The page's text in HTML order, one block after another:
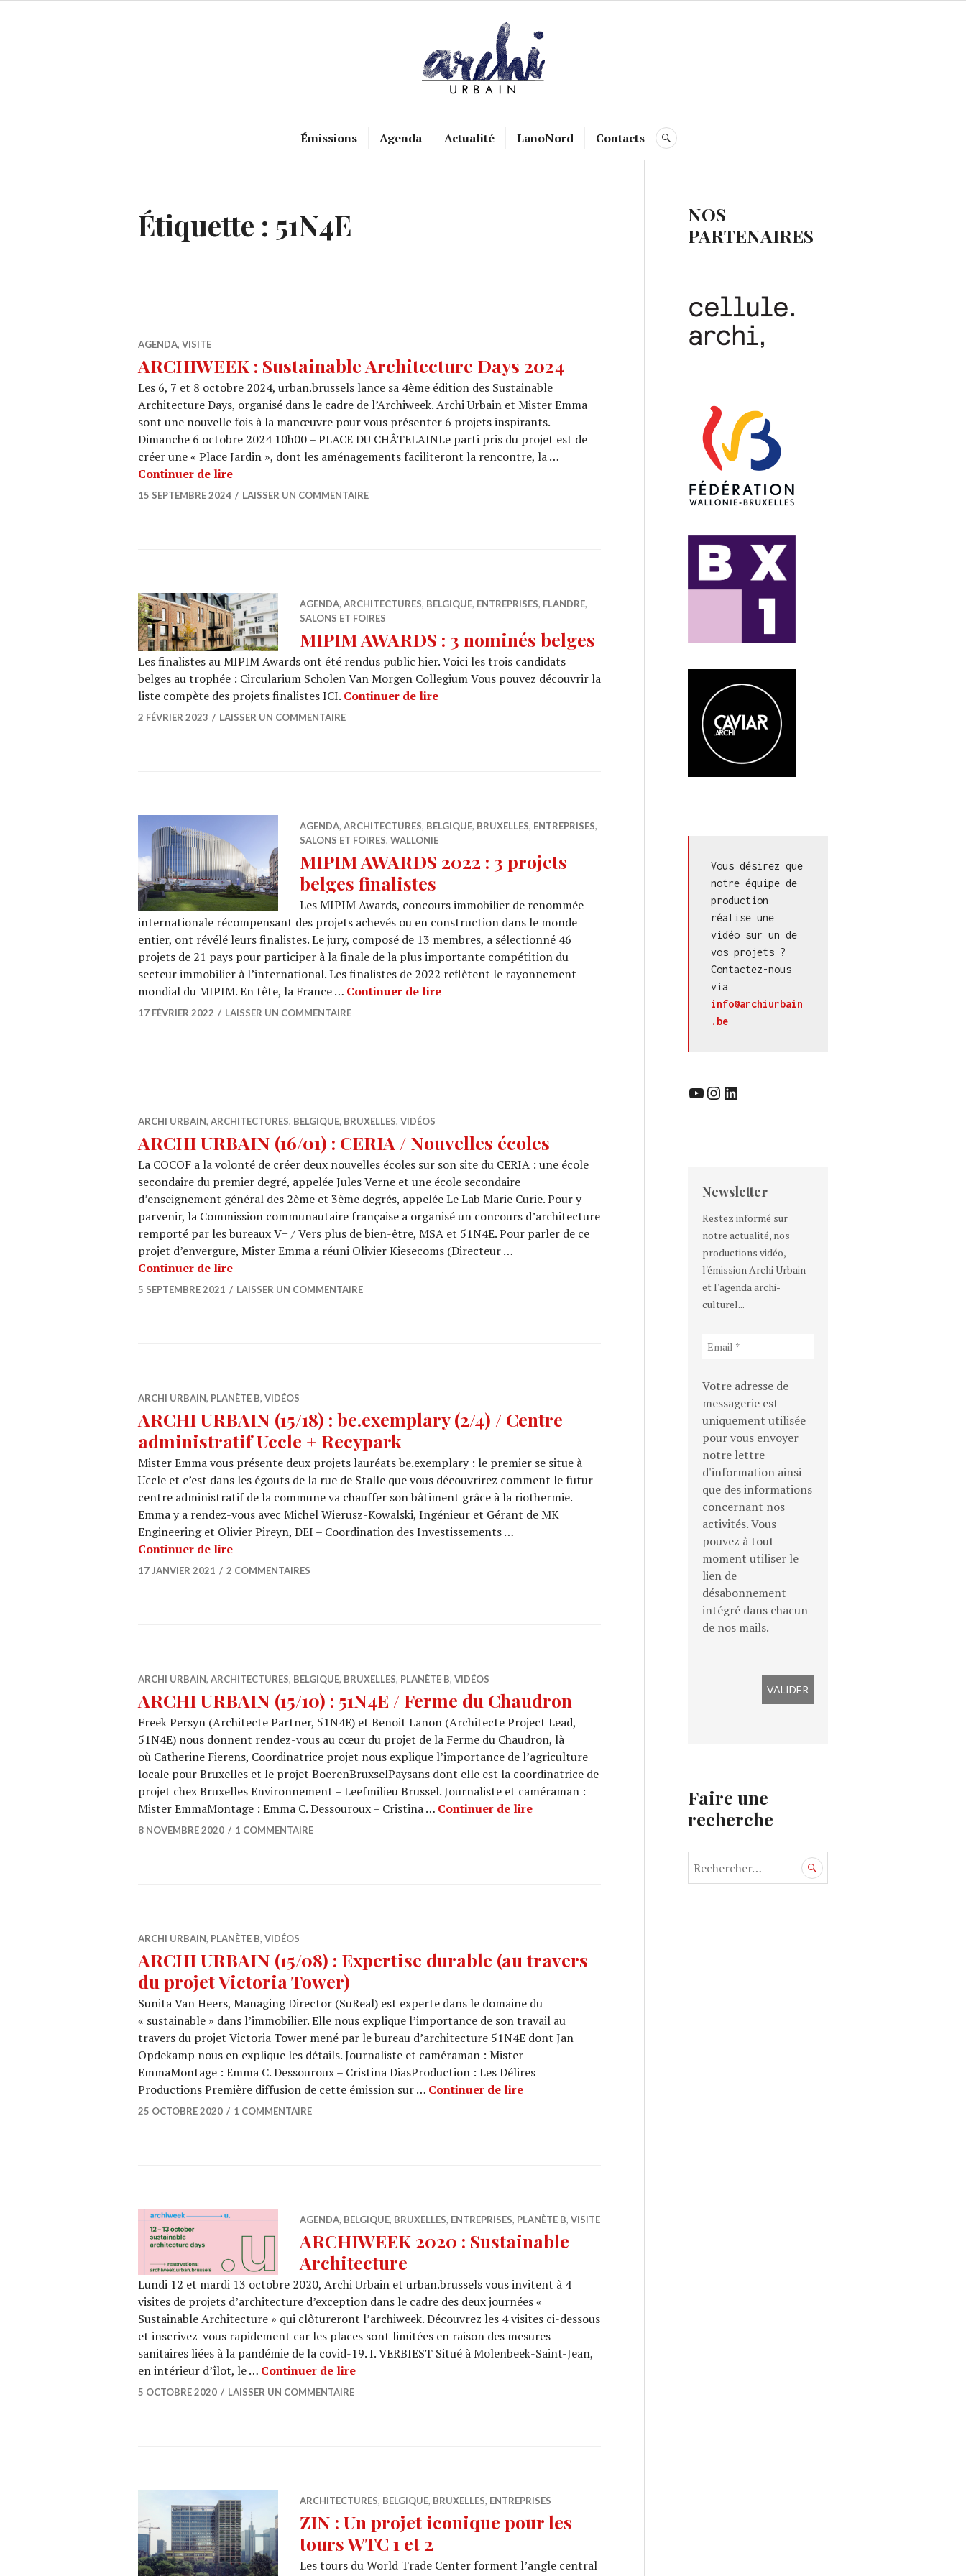
Émissions Agenda Actualité LanoNord Contacts RECHERCHE
Étiquette : 51N4E
AGENDA, VISITE
ARCHIWEEK : Sustainable Architecture Days 2024
Les 6, 7 et 8 octobre 2024, urban.brussels lance sa 4ème édition des Sustainable
Architecture Days, organisé dans le cadre de l’Archiweek. Archi Urbain et Mister Emma
sont une nouvelle fois à la manœuvre pour vous présenter 6 projets inspirants.
Dimanche 6 octobre 2024 10h00 – PLACE DU CHÂTELAINLe parti pris du projet est de
créer une « Place Jardin », dont les aménagements faciliteront la rencontre, la …
Continuer de lireARCHIWEEK : Sustainable Architecture Days 2024
15 SEPTEMBRE 2024 LAISSER UN COMMENTAIRE
AGENDA, ARCHITECTURES, BELGIQUE, ENTREPRISES, FLANDRE,
SALONS ET FOIRES
MIPIM AWARDS : 3 nominés belges
Les finalistes au MIPIM Awards ont été rendus public hier. Voici les trois candidats
belges au trophée : Circularium Scholen Van Morgen Collegium Vous pouvez découvrir la
liste compète des projets finalistes ICI. Continuer de lireMIPIM AWARDS : 3 nominés belges
2 FÉVRIER 2023 LAISSER UN COMMENTAIRE
AGENDA, ARCHITECTURES, BELGIQUE, BRUXELLES, ENTREPRISES,
SALONS ET FOIRES, WALLONIE
MIPIM AWARDS 2022 : 3 projets
belges finalistes
Les MIPIM Awards, concours immobilier de renommée
internationale récompensant des projets achevés ou en construction dans le monde
entier, ont révélé leurs finalistes. Le jury, composé de 13 membres, a sélectionné 46
projets de 21 pays pour participer à la finale de la plus importante compétition du
secteur immobilier à l’international. Les finalistes de 2022 reflètent le rayonnement
mondial du MIPIM. En tête, la France … Continuer de lireMIPIM AWARDS 2022 : 3 projets belges finalistes
17 FÉVRIER 2022 LAISSER UN COMMENTAIRE
ARCHI URBAIN, ARCHITECTURES, BELGIQUE, BRUXELLES, VIDÉOS
ARCHI URBAIN (16/01) : CERIA / Nouvelles écoles
La COCOF a la volonté de créer deux nouvelles écoles sur son site du CERIA : une école
secondaire du premier degré, appelée Jules Verne et une école secondaire
d’enseignement général des 2ème et 3ème degrés, appelée Le Lab Marie Curie. Pour y
parvenir, la Commission communautaire française a organisé un concours d’architecture
remporté par les bureaux V+ / Vers plus de bien-être, MSA et 51N4E. Pour parler de ce
projet d’envergure, Mister Emma a réuni Olivier Kiesecoms (Directeur …
Continuer de lireARCHI URBAIN (16/01) : CERIA / Nouvelles écoles
5 SEPTEMBRE 2021 LAISSER UN COMMENTAIRE
ARCHI URBAIN, PLANÈTE B, VIDÉOS
ARCHI URBAIN (15/18) : be.exemplary (2/4) / Centre
administratif Uccle + Recypark
Mister Emma vous présente deux projets lauréats be.exemplary : le premier se situe à
Uccle et c’est dans les égouts de la rue de Stalle que vous découvrirez comment le futur
centre administratif de la commune va chauffer son bâtiment grâce à la riothermie.
Emma y a rendez-vous avec Michel Wierusz-Kowalski, Ingénieur et Gérant de MK
Engineering et Olivier Pireyn, DEI – Coordination des Investissements …
Continuer de lireARCHI URBAIN (15/18) : be.exemplary (2/4) / Centre administratif Uccle + Recypark
17 JANVIER 2021 2 COMMENTAIRES
ARCHI URBAIN, ARCHITECTURES, BELGIQUE, BRUXELLES, PLANÈTE B, VIDÉOS
ARCHI URBAIN (15/10) : 51N4E / Ferme du Chaudron
Freek Persyn (Architecte Partner, 51N4E) et Benoit Lanon (Architecte Project Lead,
51N4E) nous donnent rendez-vous au cœur du projet de la Ferme du Chaudron, là
où Catherine Fierens, Coordinatrice projet nous explique l’importance de l’agriculture
locale pour Bruxelles et le projet BoerenBruxselPaysans dont elle est la coordinatrice de
projet chez Bruxelles Environnement – Leefmilieu Brussel. Journaliste et caméraman :
Mister EmmaMontage : Emma C. Dessouroux – Cristina … Continuer de lireARCHI URBAIN (15/10) : 51N4E / Ferme du Chaudron
8 NOVEMBRE 2020 1 COMMENTAIRE
ARCHI URBAIN, PLANÈTE B, VIDÉOS
ARCHI URBAIN (15/08) : Expertise durable (au travers
du projet Victoria Tower)
Sunita Van Heers, Managing Director (SuReal) est experte dans le domaine du
« sustainable » dans l’immobilier. Elle nous explique l’importance de son travail au
travers du projet Victoria Tower mené par le bureau d’architecture 51N4E dont Jan
Opdekamp nous en explique les détails. Journaliste et caméraman : Mister
EmmaMontage : Emma C. Dessouroux – Cristina DiasProduction : Les Délires
Productions Première diffusion de cette émission sur … Continuer de lireARCHI URBAIN (15/08) : Expertise durable (au travers du projet Victoria
25 OCTOBRE 2020 1 COMMENTAIRE
AGENDA, BELGIQUE, BRUXELLES, ENTREPRISES, PLANÈTE B, VISITE
ARCHIWEEK 2020 : Sustainable
Architecture
Lundi 12 et mardi 13 octobre 2020, Archi Urbain et urban.brussels vous invitent à 4
visites de projets d’architecture d’exception dans le cadre des deux journées «
Sustainable Architecture » qui clôtureront l’archiweek. Découvrez les 4 visites ci-dessous
et inscrivez-vous rapidement car les places sont limitées en raison des mesures
sanitaires liées à la pandémie de la covid-19. I. VERBIEST Situé à Molenbeek-Saint-Jean,
en intérieur d’îlot, le … Continuer de lireARCHIWEEK 2020 : Sustainable Architecture
5 OCTOBRE 2020 LAISSER UN COMMENTAIRE
ARCHITECTURES, BELGIQUE, BRUXELLES, ENTREPRISES
ZIN : Un projet iconique pour les
tours WTC 1 et 2
Les tours du World Trade Center forment l’angle central
NOS
PARTENAIRES
Vous désirez que
notre équipe de
production
réalise une
vidéo sur un de
vos projets ?
Contactez-nous
info@archiurbain
.be
YouTube InstagramLinkedIn
Newsletter
Restez informé sur
notre actualité, nos
productions vidéo,
l'émission Archi Urbain
et l'agenda archi-
culturel...
Votre adresse de
messagerie est
uniquement utilisée
pour vous envoyer
notre lettre
d'information ainsi
que des informations
concernant nos
activités. Vous
pouvez à tout
moment utiliser le
lien de
désabonnement
intégré dans chacun
de nos mails.
Faire une
recherche